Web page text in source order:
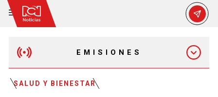
EMISIONES
MAÑANA EXPRESS
SALUD Y BIENESTAR